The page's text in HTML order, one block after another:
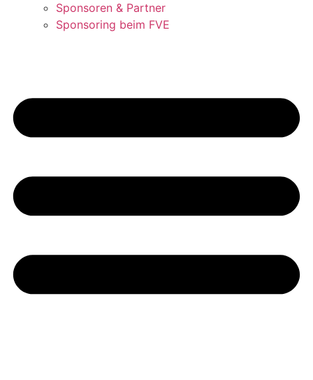
Sponsoren & Partner
Sponsoring beim FVE